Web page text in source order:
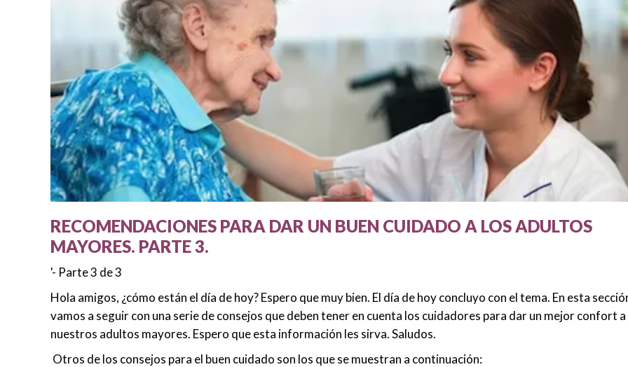
RECOMENDACIONES PARA DAR UN BUEN CUIDADO A LOS ADULTOS
MAYORES. PARTE 3.
'- Parte 3 de 3
Hola amigos, ¿cómo están el día de hoy? Espero que muy bien. El día de hoy concluyo con el tema. En esta
vamos a seguir con una serie de consejos que deben tener en cuenta los cuidadores para dar un mejor confort a
nuestros adultos mayores. Espero que esta información les sirva. Saludos.
Otros de los consejos para el buen cuidado son los que se muestran a continuación: